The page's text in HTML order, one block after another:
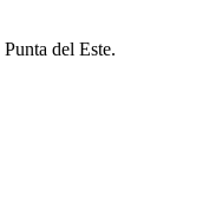
del Este.